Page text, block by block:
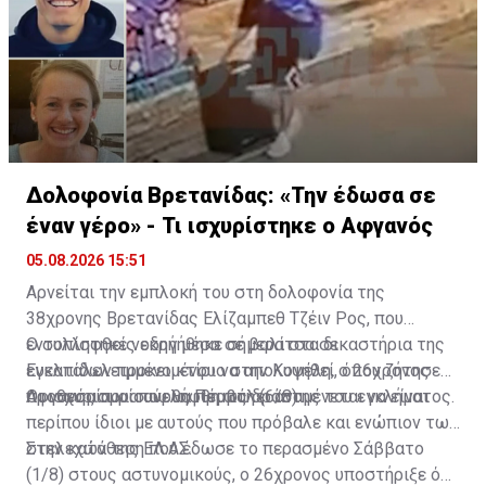
Δολοφονία Βρετανίδας: «Την έδωσα σε
έναν γέρο» - Τι ισχυρίστηκε ο Αφγανός
05.08.2026 15:51
Αρνείται την εμπλοκή του στη δολοφονία της
38χρονης Βρετανίδας Ελίζαμπεθ Τζέιν Ρος, που
εντοπίστηκε νεκρή μέσα σε βαλίτσα σε
εγκαταλελειμμένο κτίριο στην Κυψέλη, ο 26χρονος
Αφγανός που συνελήφθη ως δράστης του εγκλήματος.
Ο συλληφθείς οδηγήθηκε σήμερα στα δικαστήρια της
Ευελπίδων προκειμένου να απολογηθεί, όπου ζήτησε
προθεσμία για αύριο, Πέμπτη (6/8).
Οι ισχυρισμοί που θα προβάλει αναμένεται να είναι
περίπου ίδιοι με αυτούς που πρόβαλε και ενώπιον των
στελεχών της ΕΛ.ΑΣ.
Στην κατάθεση που έδωσε το περασμένο Σάββατο
(1/8) στους αστυνομικούς, ο 26χρονος υποστήριξε ότι